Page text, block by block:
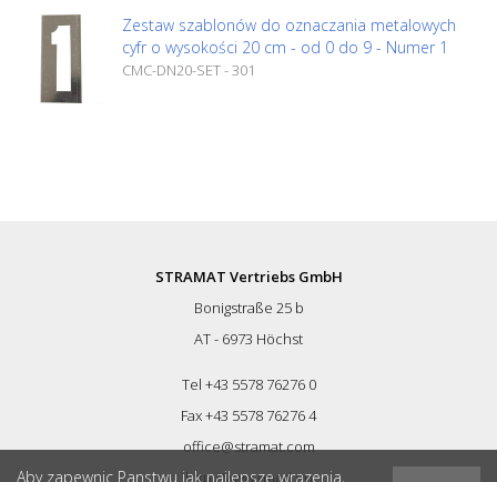
Zestaw szablonów do oznaczania metalowych
cyfr o wysokości 20 cm - od 0 do 9 - Numer 1
CMC-DN20-SET - 301
STRAMAT Vertriebs GmbH
Bonigstraße 25 b
AT - 6973 Höchst
Tel +43 5578 76276 0
Fax +43 5578 76276 4
office@stramat.com
http://www.rmcd.eu
Aby zapewnic Panstwu jak najlepsze wrazenia,